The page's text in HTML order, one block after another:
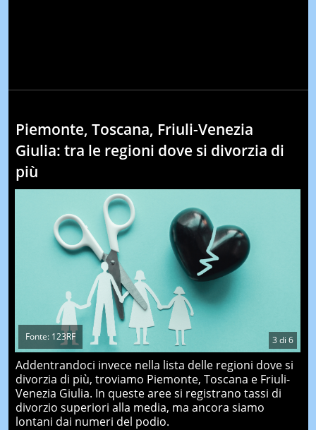
Piemonte, Toscana, Friuli-Venezia
Giulia: tra le regioni dove si divorzia di
più
3 di 6
Fonte: 123RF
Addentrandoci invece nella lista delle regioni dove si
divorzia di più, troviamo Piemonte, Toscana e Friuli-
Venezia Giulia. In queste aree si registrano tassi di
divorzio superiori alla media, ma ancora siamo
lontani dai numeri del podio.